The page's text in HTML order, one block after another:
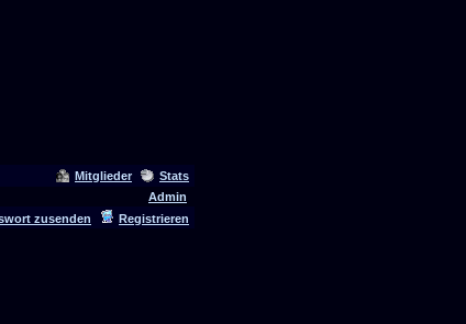
Mitglieder
Stats
Admin
zusenden Registrieren